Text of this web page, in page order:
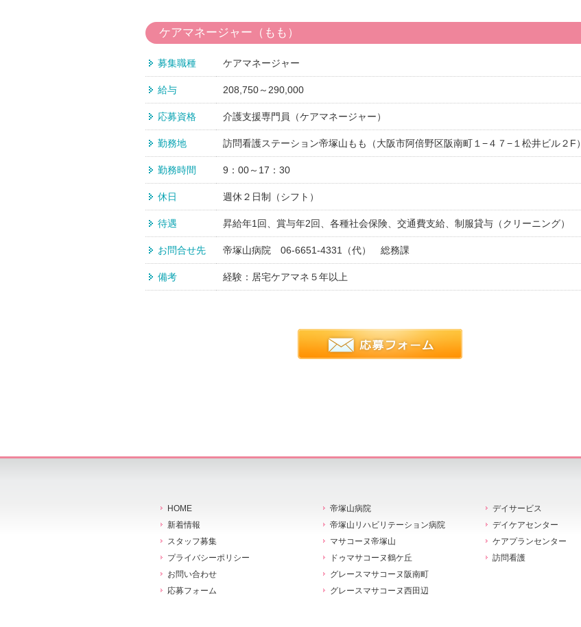
ケアマネージャー（もも）
募集職種 ケアマネージャー
給与 208,750～290,000
応募資格 介護支援専門員（ケアマネージャー）
勤務地 訪問看護ステーション帝塚山もも（大阪市阿倍野区阪南町１−４７−１松井ビル２F）
勤務時間 9：00～17：30
休日 週休２日制（シフト）
待遇 昇給年1回、賞与年2回、各種社会保険、交通費支給、制服貸与（クリーニング）
お問合せ先 帝塚山病院 06-6651-4331（代） 総務課
備考 経験：居宅ケアマネ５年以上
HOME
新着情報
スタッフ募集
プライバシーポリシー
お問い合わせ
応募フォーム
帝塚山病院
帝塚山リハビリテーション病院
マサコーヌ帝塚山
ドゥマサコーヌ鶴ケ丘
グレースマサコーヌ阪南町
グレースマサコーヌ西田辺
デイサービス
デイケアセンター
ケアプランセンター
訪問看護